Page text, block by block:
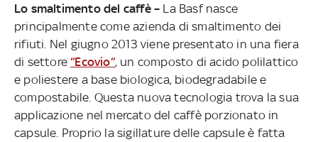
Lo smaltimento del caffè – La Basf nasce
principalmente come azienda di smaltimento dei
rifiuti. Nel giugno 2013 viene presentato in una fiera
di settore“Ecovio”, un composto di acido polilattico
e poliestere a base biologica, biodegradabile e
compostabile. Questa nuova tecnologia trova la sua
applicazione nel mercato del caffè porzionato in
capsule. Proprio la sigillature delle capsule è fatta